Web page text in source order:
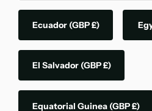
Ecuador (GBP £)
El Salvador (GBP £)
Equatorial Guinea (GBP £)